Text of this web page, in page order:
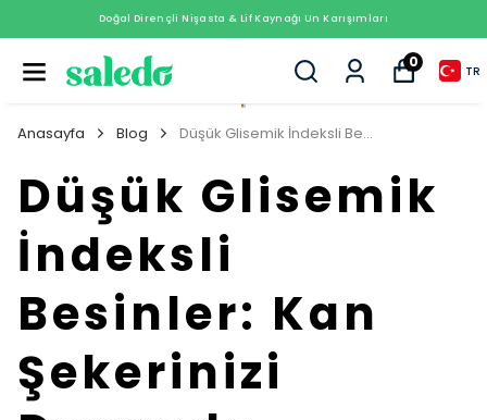
Doğal Dirençli Nişasta & Lif Kaynağı Un Karışımları
0
TR
Anasayfa Blog Düşük Glisemik İndeksli Besinler: Kan Şekerinizi Dengede Tutacak Besinler
Düşük Glisemik
İndeksli
Besinler: Kan
Şekerinizi